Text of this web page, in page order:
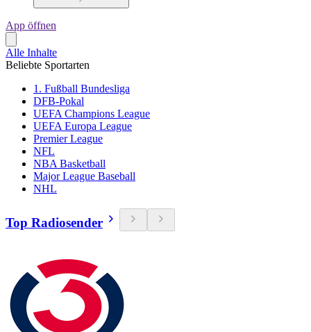
App öffnen
Alle Inhalte
Beliebte Sportarten
1. Fußball Bundesliga
DFB-Pokal
UEFA Champions League
UEFA Europa League
Premier League
NFL
NBA Basketball
Major League Baseball
NHL
Top Radiosender